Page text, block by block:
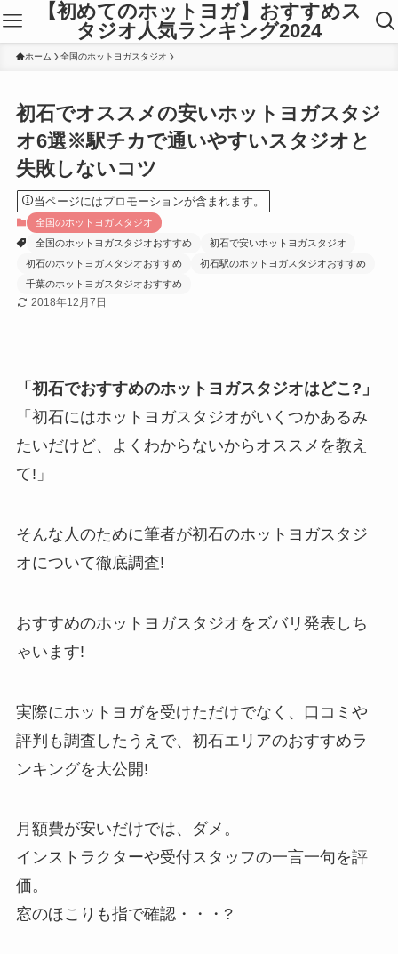
【初めてのホットヨガ】おすすめス
タジオ人気ランキング2024
ホーム 全国のホットヨガスタジオ
初石でオススメの安いホットヨガスタジ
オ6選※駅チカで通いやすいスタジオと
失敗しないコツ
当ページにはプロモーションが含まれます。
全国のホットヨガスタジオ
全国のホットヨガスタジオおすすめ
初石で安いホットヨガスタジオ
初石のホットヨガスタジオおすすめ
初石駅のホットヨガスタジオおすすめ
千葉のホットヨガスタジオおすすめ
2018年12月7日
「初石でおすすめのホットヨガスタジオはどこ?」
「初石にはホットヨガスタジオがいくつかあるみ
たいだけど、よくわからないからオススメを教え
て!」
そんな人のために筆者が初石のホットヨガスタジ
オについて徹底調査!
おすすめのホットヨガスタジオをズバリ発表しち
ゃいます!
実際にホットヨガを受けただけでなく、口コミや
評判も調査したうえで、初石エリアのおすすめラ
ンキングを大公開!
月額費が安いだけでは、ダメ。
インストラクターや受付スタッフの一言一句を評
価。
窓のほこりも指で確認・・・?